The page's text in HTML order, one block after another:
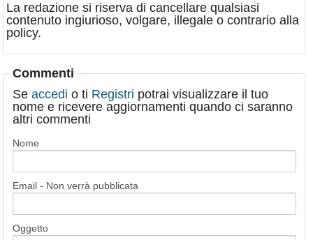
La redazione si riserva di cancellare qualsiasi
contenuto ingiurioso, volgare, illegale o contrario alla
policy.
Commenti
Se accedi o ti Registri potrai visualizzare il tuo
nome e ricevere aggiornamenti quando ci saranno
altri commenti
Nome
Email - Non verrà pubblicata
Oggetto